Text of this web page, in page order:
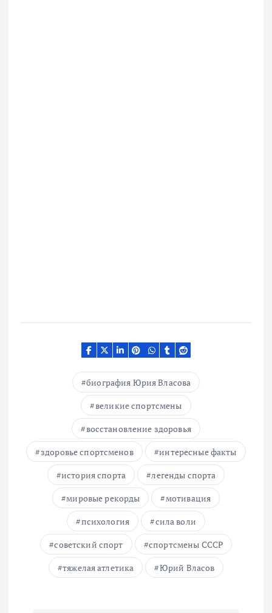
биография Юрия Власова
великие спортсмены
восстановление здоровья
здоровье спортсменов
интересные факты
история спорта
легенды спорта
мировые рекорды
мотивация
психология
сила воли
советский спорт
спортсмены СССР
тяжелая атлетика
Юрий Власов